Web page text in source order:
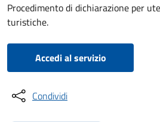
Procedimento di dichiarazione per
turistiche.
Accedi al servizio
Condividi